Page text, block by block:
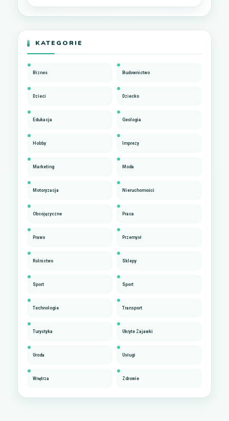
KATEGORIE
Biznes Budownictwo
Dzieci Dziecko
Edukacja Geologia
Hobby Imprezy
Marketing Moda
Motoryzacja Nieruchomości
Obcojęzyczne Praca
Prawo Przemysł
Rolnictwo Sklepy
Sport Sport
Technologie Transport
Turystyka Ukryte Zajawki
Uroda Usługi
Wnętrza Zdrowie